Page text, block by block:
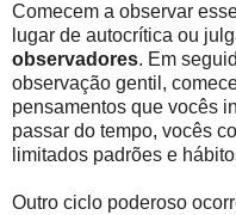
Comecem a observar
lugar de autocrítica ou
observadores. Em
observação gentil,
pensamentos que vocês
passar do tempo, vocês
limitados padrões e
Outro ciclo poderoso